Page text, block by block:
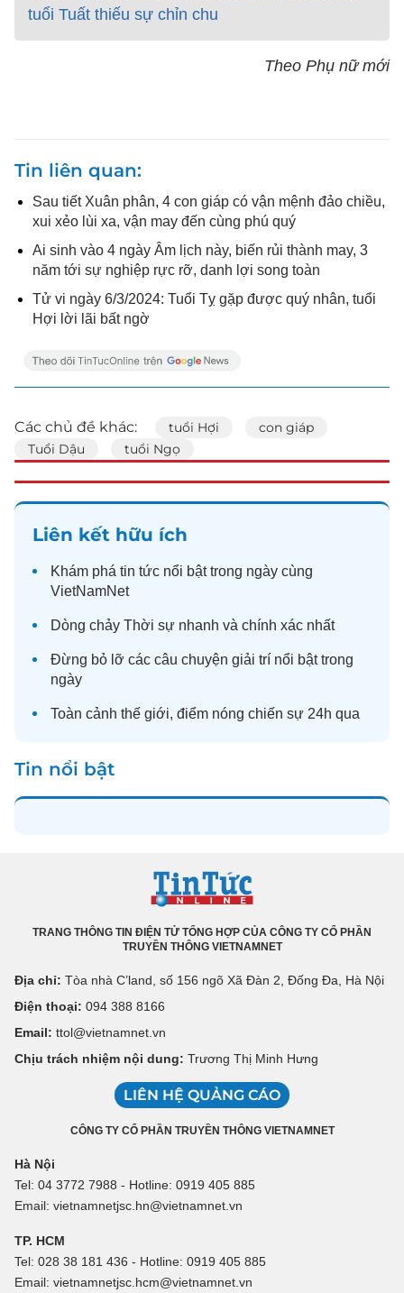
tuổi Tuất thiếu sự chỉn chu
Theo Phụ nữ mới
Tin liên quan
Sau tiết Xuân phân, 4 con giáp có vận mệnh đảo chiều,
xui xẻo lùi xa, vận may đến cùng phú quý
Ai sinh vào 4 ngày Âm lịch này, biến rủi thành may, 3
năm tới sự nghiệp rực rỡ, danh lợi song toàn
​​​​​​​Tử vi ngày 6/3/2024: Tuổi Tỵ gặp được quý nhân, tuổi
Hợi lời lãi bất ngờ
Các chủ đề khác: tuổi Hợi
con giáp
Tuổi Dậu
tuổi Ngọ
Liên kết hữu ích
Khám phá tin tức nổi bật trong ngày cùng
VietNamNet
Dòng chảy Thời sự nhanh và chính xác nhất
Đừng bỏ lỡ các câu chuyện giải trí nổi bật trong
ngày
Toàn cảnh thế giới, điểm nóng chiến sự 24h qua
Tin nổi bật
TRANG THÔNG TIN ĐIỆN TỬ TỔNG HỢP CỦA CÔNG TY CỔ PHẦN
TRUYỀN THÔNG VIETNAMNET
Địa chỉ: Tòa nhà C’land, số 156 ngõ Xã Đàn 2, Đống Đa, Hà Nội
Điện thoại: 094 388 8166
Email: ttol@vietnamnet.vn
Chịu trách nhiệm nội dung: Trương Thị Minh Hưng
LIÊN HỆ QUẢNG CÁO
CÔNG TY CỔ PHẦN TRUYỀN THÔNG VIETNAMNET
Hà Nội
Tel: 04 3772 7988 - Hotline: 0919 405 885
Email: vietnamnetjsc.hn@vietnamnet.vn
TP. HCM
Tel: 028 38 181 436 - Hotline: 0919 405 885
Email: vietnamnetjsc.hcm@vietnamnet.vn